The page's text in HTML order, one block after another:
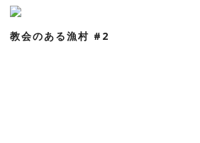
教会のある漁村 #2